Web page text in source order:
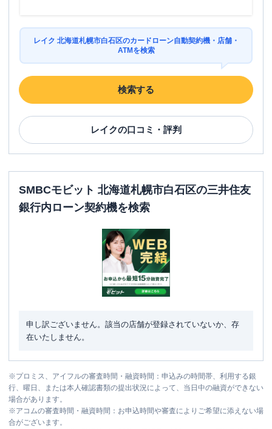
レイク 北海道札幌市白石区のカードローン自動契約機・店舗・
ATMを検索
検索する
レイクの口コミ・評判
SMBCモビット 北海道札幌市白石区の三井住友
銀行内ローン契約機を検索
申し訳ございません。該当の店舗が登録されていないか、存
在いたしません。
※プロミス、アイフルの審査時間・融資時間：申込みの時間帯、利用する銀
行、曜日、または本人確認書類の提出状況によって、当日中の融資ができない
場合があります。
※アコムの審査時間・融資時間：お申込時間や審査によりご希望に添えない場
合がございます。